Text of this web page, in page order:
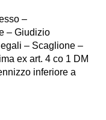
–
– Giudizio
– Scaglione –
ex art. 4 co 1 DM
inferiore a